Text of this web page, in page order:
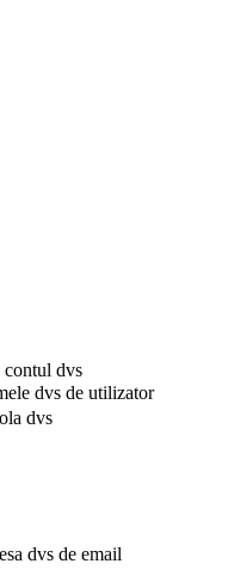
dvs
dvs de utilizator
dvs
dvs de email